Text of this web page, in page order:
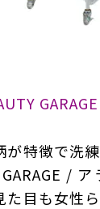
GARAGE
が特徴で洗
GARAGE /
た目も女性